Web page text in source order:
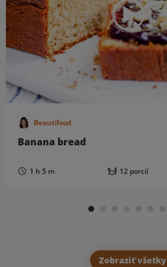
Beautifood
Banana bread
1 h 5 m 12 porcií
Zobraziť všetky